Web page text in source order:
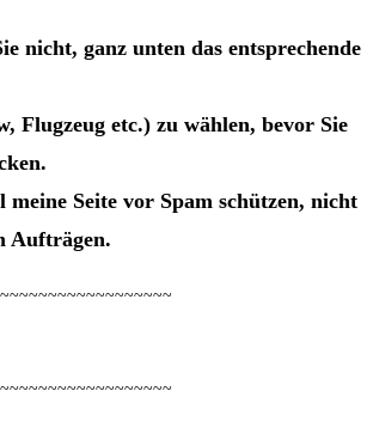
nicht, ganz unten das ent­spre­chen­de
Flug­zeug etc.) zu wäh­len, bevor Sie
mei­ne Sei­te vor Spam schüt­zen, nicht
Aufträgen.